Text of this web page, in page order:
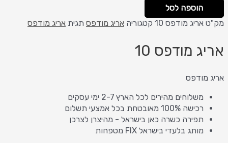
הוספה לסל
מק"ט אריג מודפס 10 קטגוריה אריג מודפס תגית אריג מודפס
אריג מודפס 10
אריג מודפס
משלוחים מהירים לכל הארץ 2-7 ימי עסקים
רכישה 100% מאובטחת בכל אמצעי תשלום
תפירה כשרה כאן בישראל - מהיצרן לצרכן
מותג בלעדי בישראל FIX מטפחות